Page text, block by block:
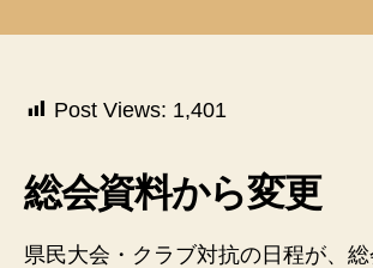
対
程
へ
Post Views: 1,401
総会資料から変更
県民大会・クラブ対抗の日程が、